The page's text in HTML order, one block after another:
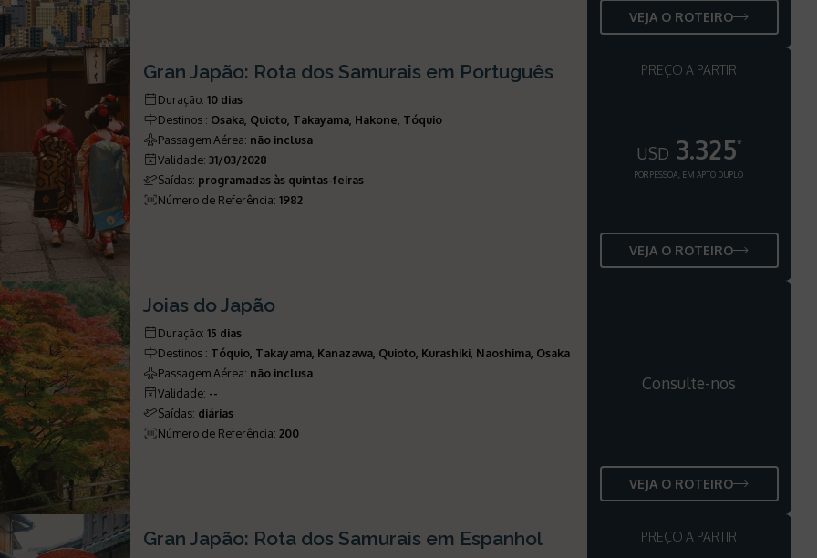
VEJA O ROTEIRO
Gran Japão: Rota dos Samurais em Português
Duração:10 dias
Destinos : Osaka, Quioto, Takayama, Hakone, Tóquio
Passagem Aérea: não inclusa
Validade:31/03/2028
Saídas: programadas às quintas-feiras
Número de Referência:1982
PREÇO A PARTIR
USD 3.325*
POR PESSOA, EM APTO DUPLO
VEJA O ROTEIRO
Joias do Japão
Duração:15 dias
Destinos : Tóquio, Takayama, Kanazawa, Quioto, Kurashiki, Naoshima, Osaka
Passagem Aérea: não inclusa
Validade: --
Saídas: diárias
Número de Referência:200
Consulte-nos
VEJA O ROTEIRO
Gran Japão: Rota dos Samurais em Espanhol PREÇO A PARTIR